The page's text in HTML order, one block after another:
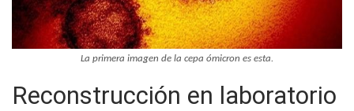
La primera imagen de la cepa ómicron es esta.
Reconstrucción en laboratorio